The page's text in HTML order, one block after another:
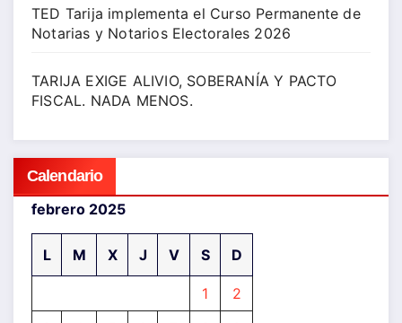
TED Tarija implementa el Curso Permanente de
Notarias y Notarios Electorales 2026
TARIJA EXIGE ALIVIO, SOBERANÍA Y PACTO
FISCAL. NADA MENOS.
Calendario
febrero 2025
L M X J V S D
1
2